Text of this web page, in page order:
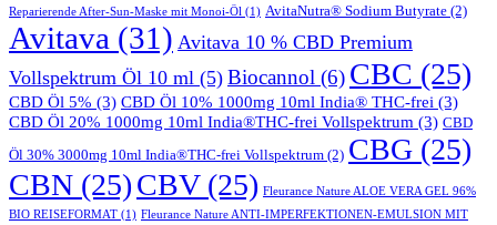
Reparierende After-Sun-Maske mit Monoi-Öl (1) AvitaNutra® Sodium Butyrate (2)
Avitava (31) Avitava 10 % CBD Premium
Vollspektrum Öl 10 ml (5) Biocannol (6) CBC (25)
CBD Öl 5% (3) CBD Öl 10% 1000mg 10ml India® THC-frei (3)
CBD Öl 20% 1000mg 10ml India®THC-frei Vollspektrum (3) CBD
Öl 30% 3000mg 10ml India®THC-frei Vollspektrum (2) CBG (25)
CBN (25)CBV(25) Fleurance Nature ALOE VERA GEL 96%
BIO REISEFORMAT (1) Fleurance Nature ANTI-IMPERFEKTIONEN-EMULSION MIT